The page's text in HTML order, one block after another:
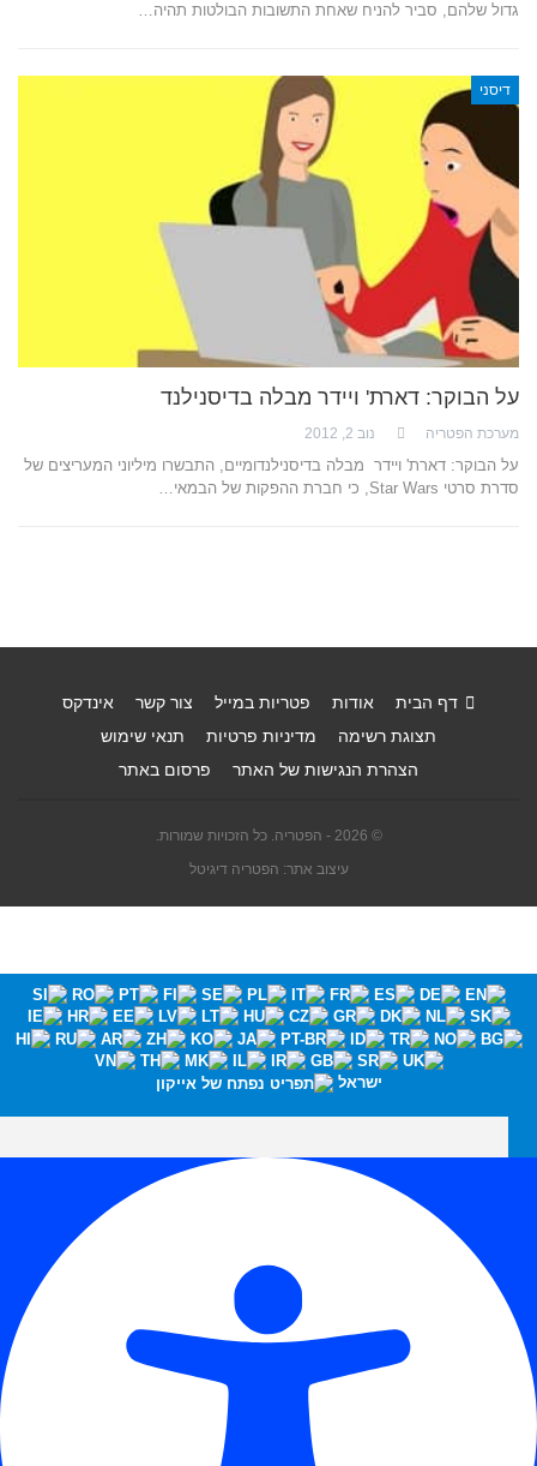
גדול שלהם, סביר להניח שאחת התשובות הבולטות תהיה…
דיסני
על הבוקר: דארת' ויידר מבלה בדיסנילנד
מערכת הפטריה נוב 2, 2012
על הבוקר: דארת' ויידר מבלה בדיסנילנדומיים, התבשרו מיליוני המעריצים של
סדרת סרטי Star Wars, כי חברת ההפקות של הבמאי…
דף הבית אודות פטריות במייל צור קשר
אינדקס
תצוגת רשימה
מדיניות פרטיות
תנאי שימוש
הצהרת הנגישות של האתר
פרסום באתר
© 2026 - הפטריה. כל הזכויות שמורות.
עיצוב אתר: הפטריה דיגיטל
ישראל